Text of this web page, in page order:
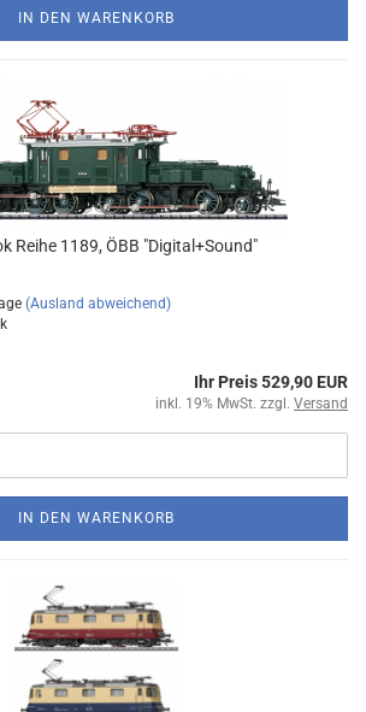
IN DEN WARENKORB
Reihe 1189, ÖBB "Digital+Sound"
(Ausland abweichend)
Ihr Preis 529,90 EUR
inkl. 19% MwSt. zzgl. Versand
IN DEN WARENKORB